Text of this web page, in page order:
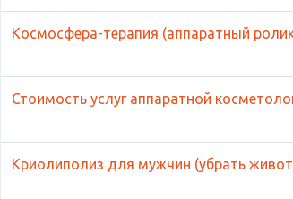
Космосфера-терапия (аппаратный
Стоимость услуг аппаратной
Криолиполиз для мужчин (убрать